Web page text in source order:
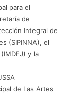
para el
de
Integral de
(SIPINNA), el
y la
de Las Artes